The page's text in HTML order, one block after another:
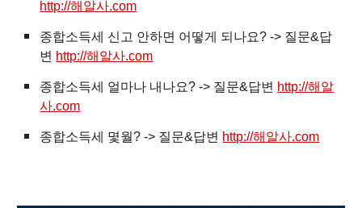
http://해알사.com
종합소득세 신고 안하면 어떻게 되나요? -> 질문&답
변 http://해알사.com
종합소득세 얼마나 내나요? -> 질문&답변 http://해알
사.com
종합소득세 몇월? -> 질문&답변 http://해알사.com